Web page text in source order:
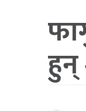
हुन्